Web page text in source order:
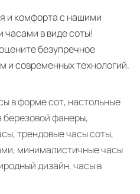
и комфорта с нашими
в виде соты!
безупречное
и современных технологий.
в форме сот, настольные
фанеры,
трендовые часы соты,
минималистичные часы
дизайн, часы в